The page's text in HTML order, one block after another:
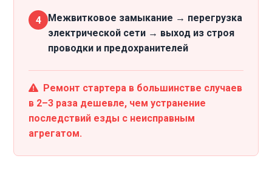
4
Межвитковое замыкание → перегрузка
электрической сети → выход из строя
проводки и предохранителей
Ремонт стартера в большинстве случаев
в 2–3 раза дешевле, чем устранение
последствий езды с неисправным
агрегатом.